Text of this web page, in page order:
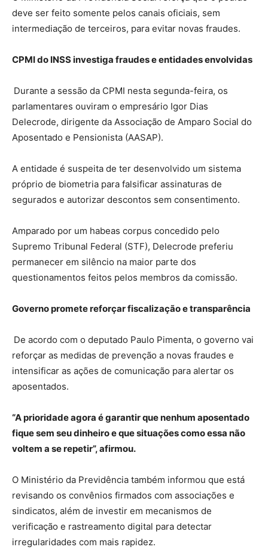
deve ser feito somente pelos canais oficiais, sem
intermediação de terceiros, para evitar novas fraudes.
CPMI do INSS investiga fraudes e entidades envolvidas
Durante a sessão da CPMI nesta segunda-feira, os
parlamentares ouviram o empresário Igor Dias
Delecrode, dirigente da Associação de Amparo Social do
Aposentado e Pensionista (AASAP).
A entidade é suspeita de ter desenvolvido um sistema
próprio de biometria para falsificar assinaturas de
segurados e autorizar descontos sem consentimento.
Amparado por um habeas corpus concedido pelo
Supremo Tribunal Federal (STF), Delecrode preferiu
permanecer em silêncio na maior parte dos
questionamentos feitos pelos membros da comissão.
Governo promete reforçar fiscalização e transparência
De acordo com o deputado Paulo Pimenta, o governo vai
reforçar as medidas de prevenção a novas fraudes e
intensificar as ações de comunicação para alertar os
aposentados.
“A prioridade agora é garantir que nenhum aposentado
fique sem seu dinheiro e que situações como essa não
voltem a se repetir”, afirmou.
O Ministério da Previdência também informou que está
revisando os convênios firmados com associações e
sindicatos, além de investir em mecanismos de
verificação e rastreamento digital para detectar
irregularidades com mais rapidez.